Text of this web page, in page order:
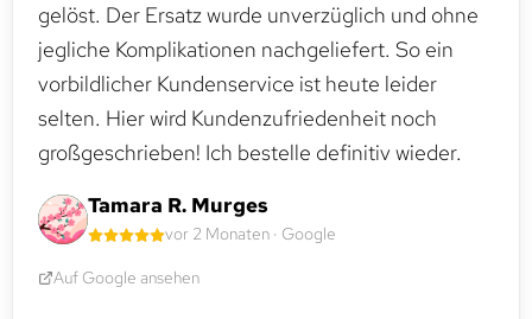
gelöst. Der Ersatz wurde unverzüglich und ohne
jegliche Komplikationen nachgeliefert. So ein
vorbildlicher Kundenservice ist heute leider
selten. Hier wird Kundenzufriedenheit noch
großgeschrieben! Ich bestelle definitiv wieder.
Tamara R. Murges
vor 2 Monaten · Google
Auf Google ansehen